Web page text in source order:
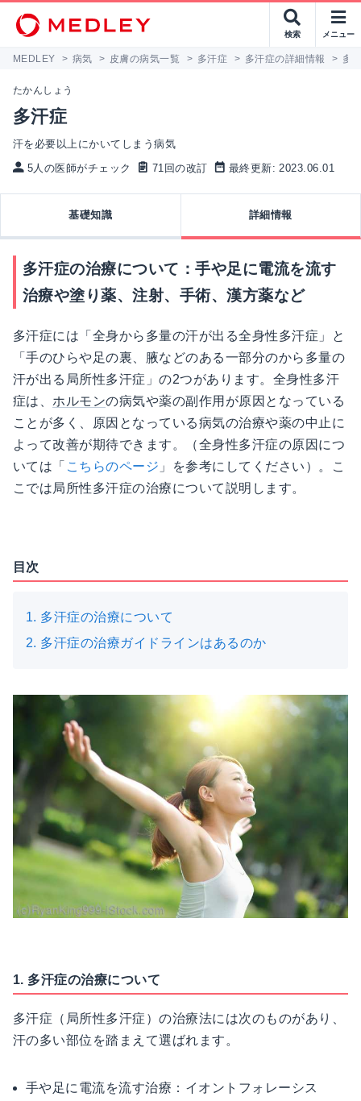
検索 メニュー
MEDLEY > 病気 > 皮膚の病気一覧 > 多汗症 > 多汗症の詳細情報 > 多
たかんしょう
多汗症
汗を必要以上にかいてしまう病気
5人の医師がチェック
71回の改訂 最終更新: 2023.06.01
基礎知識 詳細情報
多汗症の治療について：手や足に電流を流す
治療や塗り薬、注射、手術、漢方薬など
多汗症には「全身から多量の汗が出る全身性多汗症」と
「手のひらや足の裏、腋などのある一部分のから多量の
汗が出る局所性多汗症」の2つがあります。全身性多汗
症は、 ホルモンの病気や薬の副作用が原因となっている
ことが多く、原因となっている病気の治療や薬の中止に
よって改善が期待できます。（全身性多汗症の原因につ
いては「 こちらのページ 」を参考にしてください）。こ
こでは局所性多汗症の治療について説明します。
目次
1. 多汗症の治療について
2. 多汗症の治療ガイドラインはあるのか
1. 多汗症の治療について
多汗症（局所性多汗症）の治療法には次のものがあり、
汗の多い部位を踏まえて選ばれます。
手や足に電流を流す治療：イオントフォレーシス